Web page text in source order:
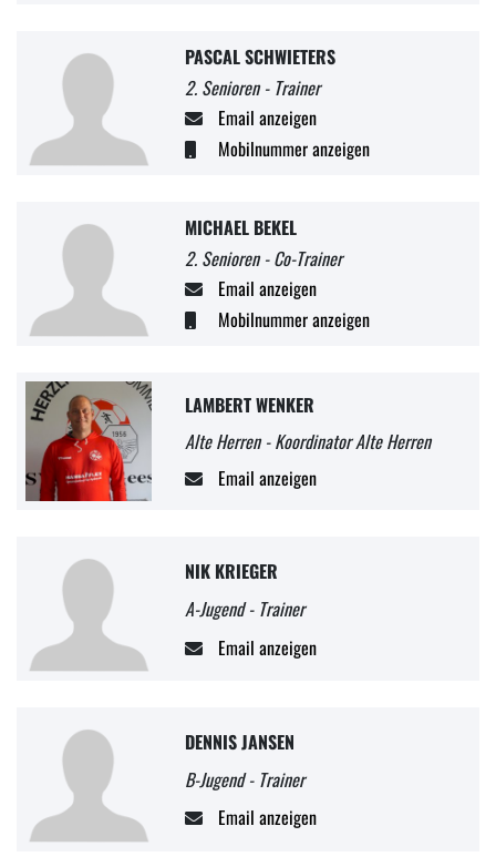
PASCAL SCHWIETERS
2. Senioren - Trainer
Email anzeigen
Mobilnummer anzeigen
MICHAEL BEKEL
2. Senioren - Co-Trainer
Email anzeigen
Mobilnummer anzeigen
LAMBERT WENKER
Alte Herren - Koordinator Alte Herren
Email anzeigen
NIK KRIEGER
A-Jugend - Trainer
Email anzeigen
DENNIS JANSEN
B-Jugend - Trainer
Email anzeigen